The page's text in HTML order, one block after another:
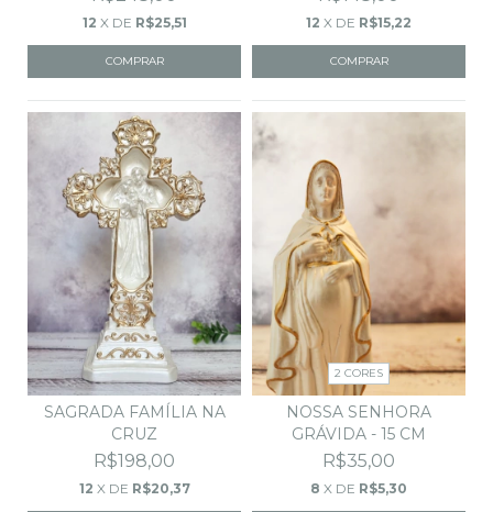
12 X DE R$25,51 12 X DE R$15,22
SAGRADA FAMÍLIA NA
CRUZ
R$198,00
12 X DE R$20,37
2 CORES
NOSSA SENHORA
GRÁVIDA - 15 CM
R$35,00
8 X DE R$5,30